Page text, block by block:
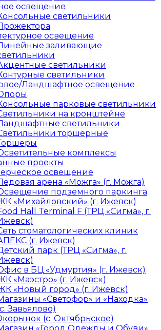
освещение
светильники
освещение
заливающие
светильники
светильники
Ландшафтное освещение
парковые светильники
на кронштейне
светильники
торшерные
комплексы
проекты
освещение
арена «Можга» (г. Можга)
подземного паркинга
«Михайловский» (г. Ижевск)
Hall Terminal F (ТРЦ «Сигма», г.
стоматологических клиник
(г. Ижевск)
парк (ТРЦ «Сигма», г.
в БЦ «Удмуртия» (г. Ижевск)
«Маэстро» (г. Ижевск)
«Новый город» (г. Ижевск)
«Светофор» и «Находка»
Завьялово)
(с. Октябрьское)